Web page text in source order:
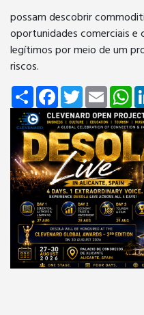
possam descobrir
oportunidades comerciais
legítimos por meio de um
riscos.
ShareFacebookTwitterEmail